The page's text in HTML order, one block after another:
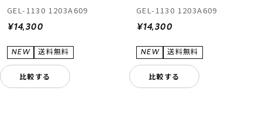
GEL-1130 1203A609
¥14,300
比較する
GEL-1130 1203A609
¥14,300
比較する